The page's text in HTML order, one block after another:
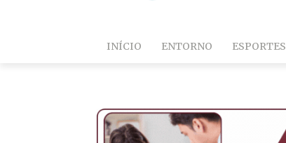
INÍCIO ENTORNO ESPORTES